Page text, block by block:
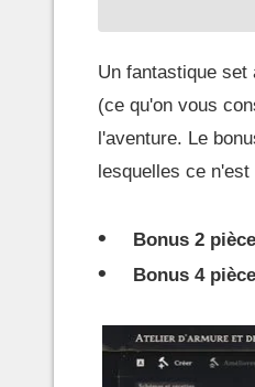
Un fantastique
(ce qu'on vous
l'aventure. Le
lesquelles ce n'est
Bonus 2
Bonus 4